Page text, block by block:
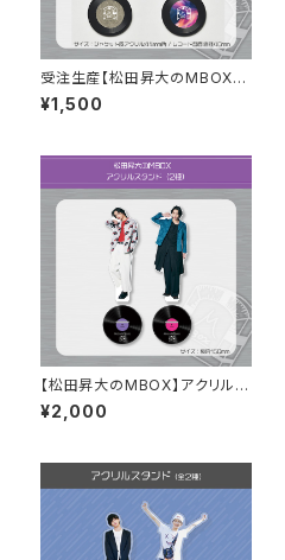
受注生産【松田昇大のMBOX】
レコードモチーフチャーム(2種)
¥1,500
【松田昇大のMBOX】アクリルス
タンド(2種)
¥2,000